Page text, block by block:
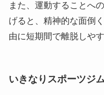
また、運動することへ
げると、精神的な面倒
由に短期間で離脱しや
いきなりスポーツジ